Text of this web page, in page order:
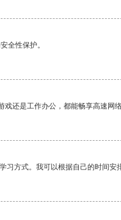
全性保护。
还是工作办公，都能畅享高速
方式。我可以根据自己的时间安